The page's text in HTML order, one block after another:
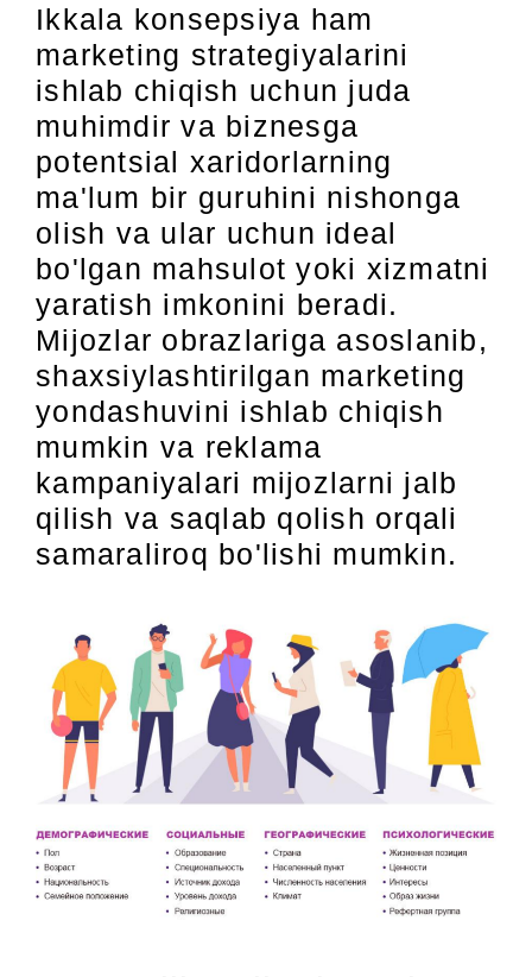
Ikkala konsepsiya ham
marketing strategiyalarini
ishlab chiqish uchun juda
muhimdir va biznesga
potentsial xaridorlarning
ma'lum bir guruhini nishonga
olish va ular uchun ideal
bo'lgan mahsulot yoki xizmatni
yaratish imkonini beradi.
Mijozlar obrazlariga asoslanib,
shaxsiylashtirilgan marketing
yondashuvini ishlab chiqish
mumkin va reklama
kampaniyalari mijozlarni jalb
qilish va saqlab qolish orqali
samaraliroq bo'lishi mumkin.